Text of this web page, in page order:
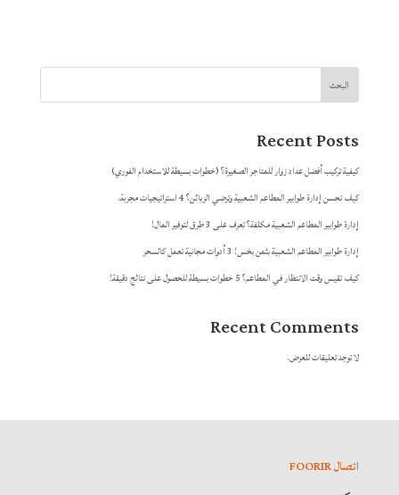
البحث
Recent Posts
كيفية تركيب أفضل عداد زوار للمتاجر الصغيرة؟ (خطوات بسيطة للاستخدام الفوري)
كيف تحسن إدارة طوابير المطاعم الشعبية وترضي الزبائن؟ 4 استراتيجيات مجربة.
إدارة طوابير المطاعم الشعبية مكلفة؟ تعرف على 3 طرق لتوفير المال!
إدارة طوابير المطاعم الشعبية بثمن بخس! 3 أدوات مجانية تعمل كالسحر
كيف تقيس وقت الانتظار في المطاعم؟ 5 خطوات بسيطة للحصول على نتائج دقيقة!
Recent Comments
لا توجد تعليقات للعرض.
اتصال FOORIR